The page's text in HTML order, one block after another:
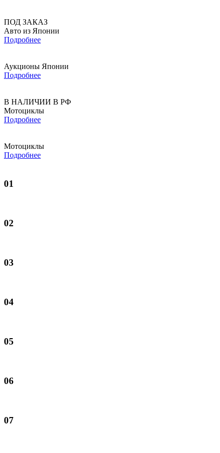
ПОД ЗАКАЗ
Авто из Японии
Подробнее
Аукционы Японии
Подробнее
В НАЛИЧИИ В РФ
Мотоциклы
Подробнее
Мотоциклы
Подробнее
01
02
03
04
05
06
07